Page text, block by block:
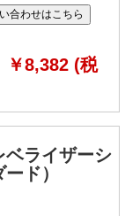
￥8,382 (税
ベライザーシ
ド）